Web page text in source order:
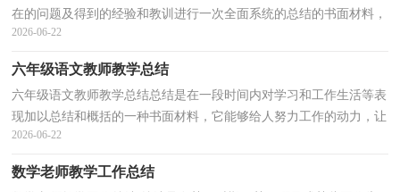
在的问题及得到的经验和教训进行一次全面系统的总结的书面材料，
通过它可以正确认识以往学习和工作中的优缺点...
2026-06-22
六年级语文教师教学总结
六年级语文教师教学总结总结是在一段时间内对学习和工作生活等表
现加以总结和概括的一种书面材料，它能够给人努力工作的动力，让
我们抽出时间写写总结吧。如何把总结做到重点突...
2026-06-22
数学老师教学工作总结